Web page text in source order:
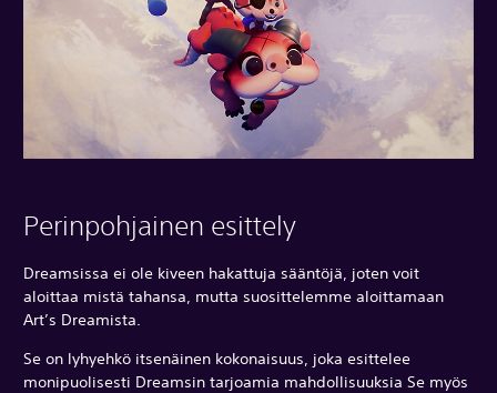
Perinpohjainen esittely
Dreamsissa ei ole kiveen hakattuja sääntöjä, joten voit
aloittaa mistä tahansa, mutta suosittelemme aloittamaan
Art’s Dreamista.
Se on lyhyehkö itsenäinen kokonaisuus, joka esittelee
monipuolisesti Dreamsin tarjoamia mahdollisuuksia Se myös